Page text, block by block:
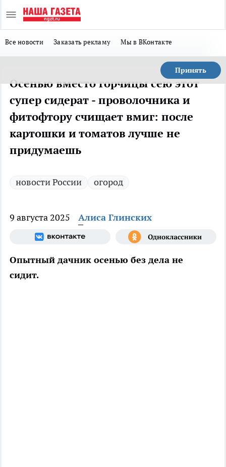
Все новости Заказать рекламу Мы в ВКонтакте
Принять
Осенью вместо горчицы сею этот
супер сидерат - проволочника и
фитофтору счищает вмиг: после
картошки и томатов лучше не
придумаешь
новости России огород
9 августа 2025 Алиса Глинских
Опытный дачник осенью без дела не
сидит.